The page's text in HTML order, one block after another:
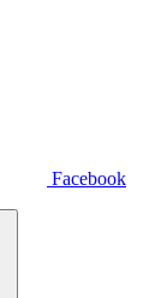
Facebook